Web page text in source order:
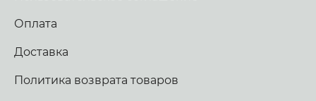
Оплата
Доставка
Политика возврата товаров